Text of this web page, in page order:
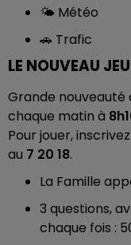
🌤️ Météo
🚗 Trafic
LE NOUVEAU
Grande nouveauté
chaque matin à
Pour jouer,
au 7 20 18.
La Famille
3 questions,
chaque fois :